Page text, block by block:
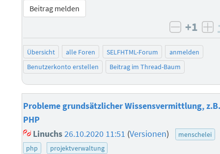
Beitrag melden
negativ
+1
Übersicht alle Foren SELFHTML-Forum
anmelden
Benutzerkonto erstellen
Beitrag im Thread-Baum
Probleme grundsätzlicher Wissensvermittlung, z.B.
PHP
Linuchs26.10.2020 11:51 (Versionen)
menschelei
php
projektverwaltung